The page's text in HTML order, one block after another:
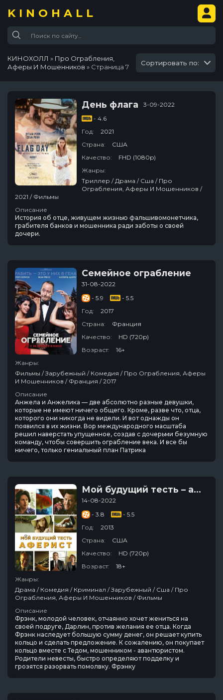
KINOHALL
КИНОХОЛЛ » Про Ограбления,
Аферы И Мошенников » Страница 7 Сортировать по:
День флага
3-09-2022
- 4.6
Год:
2021
Страна:
США
Качество:
FHD (1080p)
Жанры:
Триллер / Драма / Сша / Про
Ограбления, Аферы И Мошенников /
2021 / Фильмы
Описание
История об отце, живущем жизнью фальшивомонетчика,
грабителя банков и мошенника ради заботы о своей
дочери.
Семейное ограбление
31-08-2022
- 5.9
- 5.5
Год:
2017
Страна:
Франция
Качество:
HD (720p)
Возраст:
16+
Жанры:
Фильмы / Зарубежный / Комедия / Про Ограбления, Аферы
И Мошенников / Франция / 2017
Описание
Анжела и Анжелика — две абсолютно разные девушки,
которые не имеют ничего общего. Кроме, разве что, отца,
которого они никогда не видели. И вот однажды он
появился в их жизни. Вор международного масштаба
решил наверстать упущенное, создав с дочерьми безумную
команду, чтобы совершить ограбление века. И все бы
ничего, только гениальный план Патрика
Мой будущий тесть – аферист
14-08-2022
- 3.8
- 5.5
Год:
2013
Страна:
США
Качество:
HD (720p)
Возраст:
18+
Жанры:
Драма / Комедия / Криминал / Зарубежный / Сша / Про
Ограбления, Аферы И Мошенников / Фильмы
Описание
Фрэнк, молодой человек, отчаянно хочет жениться на
своей подруге, Дарлин, против желания ее отца. Когда
Фрэнк наследует большую сумму денег, он решает купить
кольцо и сделать предложение. К сожалению, он покупает
кольцо вместе с Тедом, мошенником - авантюристом.
Родители невесты, быстро определяют подделку и
грозятся разорвать помолвку. Фрэнку